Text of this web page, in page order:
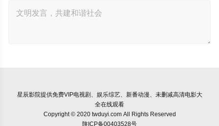
星辰影院提供免费VIP电视剧、娱乐综艺、新番动漫、未删减高清电影大
全在线观看
Copyright © 2020 twduyi.com All Rights Reserved
陕ICP备00403528号